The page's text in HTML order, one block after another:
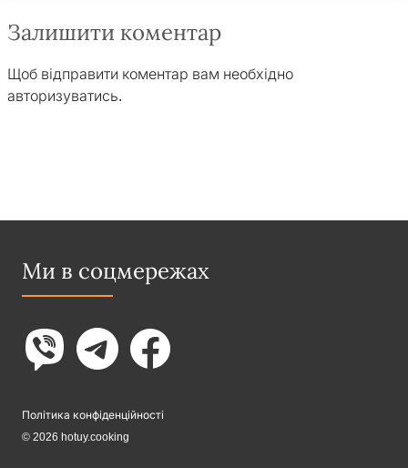
Залишити коментар
Щоб відправити коментар вам необхідно
авторизуватись.
Ми в соцмережах
Політика конфіденційності
© 2026 hotuy.cooking